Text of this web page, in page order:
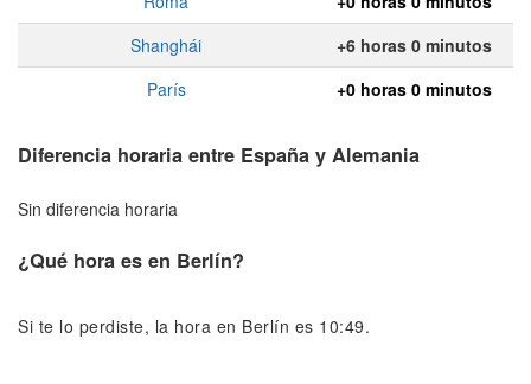
Shanghái
+6 horas 0 minutos
París
+0 horas 0 minutos
Diferencia horaria entre España y Alemania
Sin diferencia horaria
¿Qué hora es en Berlín?
Si te lo perdiste, la hora en Berlín es 10:49.